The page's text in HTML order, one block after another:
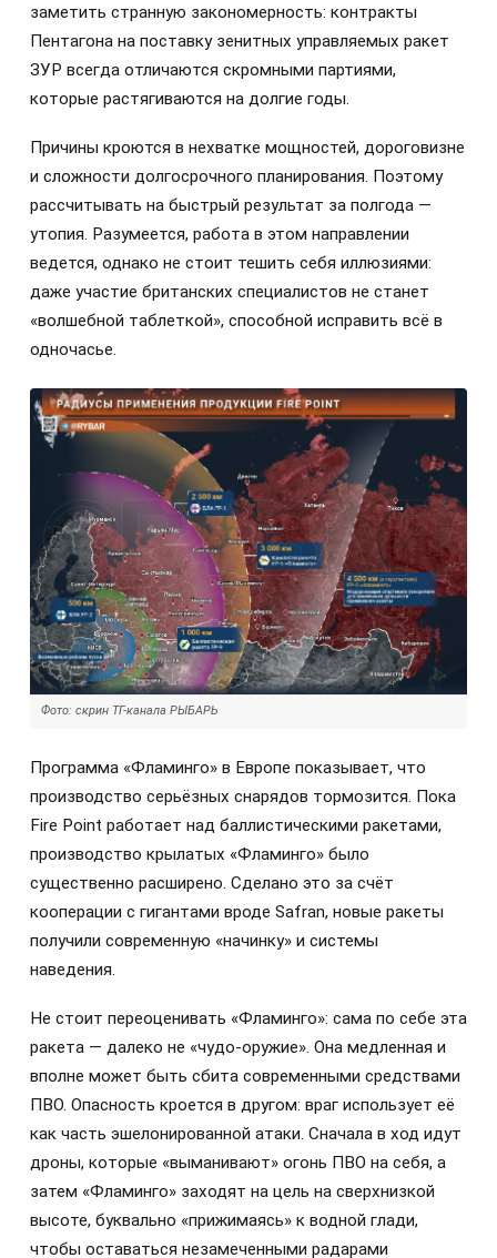
заметить странную закономерность: контракты
Пентагона на поставку зенитных управляемых ракет
ЗУР всегда отличаются скромными партиями,
которые растягиваются на долгие годы.
Причины кроются в нехватке мощностей, дороговизне
и сложности долгосрочного планирования. Поэтому
рассчитывать на быстрый результат за полгода —
утопия. Разумеется, работа в этом направлении
ведется, однако не стоит тешить себя иллюзиями:
даже участие британских специалистов не станет
«волшебной таблеткой», способной исправить всё в
одночасье.
Фото: скрин ТГ-канала РЫБАРЬ
Программа «Фламинго» в Европе показывает, что
производство серьёзных снарядов тормозится. Пока
Fire Point работает над баллистическими ракетами,
производство крылатых «Фламинго» было
существенно расширено. Сделано это за счёт
кооперации с гигантами вроде Safran, новые ракеты
получили современную «начинку» и системы
наведения.
Не стоит переоценивать «Фламинго»: сама по себе эта
ракета — далеко не «чудо-оружие». Она медленная и
вполне может быть сбита современными средствами
ПВО. Опасность кроется в другом: враг использует её
как часть эшелонированной атаки. Сначала в ход идут
дроны, которые «выманивают» огонь ПВО на себя, а
затем «Фламинго» заходят на цель на сверхнизкой
высоте, буквально «прижимаясь» к водной глади,
чтобы оставаться незамеченными радарами